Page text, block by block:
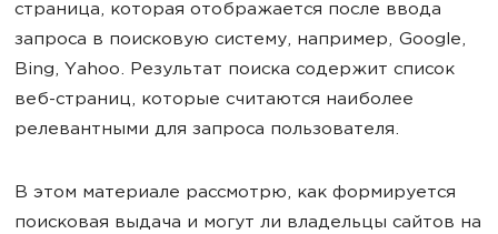
страница, которая отображается после ввода
запроса в поисковую систему, например, Google,
Bing, Yahoo. Результат поиска содержит список
веб-страниц, которые считаются наиболее
релевантными для запроса пользователя.
В этом материале рассмотрю, как формируется
поисковая выдача и могут ли владельцы сайтов на